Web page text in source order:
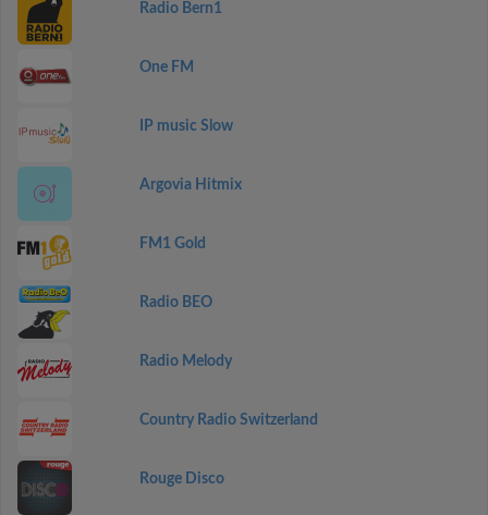
Radio Bern1
One FM
IP music Slow
Argovia Hitmix
FM1 Gold
Radio BEO
Radio Melody
Country Radio Switzerland
Rouge Disco